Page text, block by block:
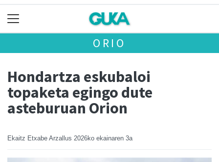
ORIO
Hondartza eskubaloi
topaketa egingo dute
asteburuan Orion
Ekaitz Etxabe Arzallus 2026ko ekainaren 3a